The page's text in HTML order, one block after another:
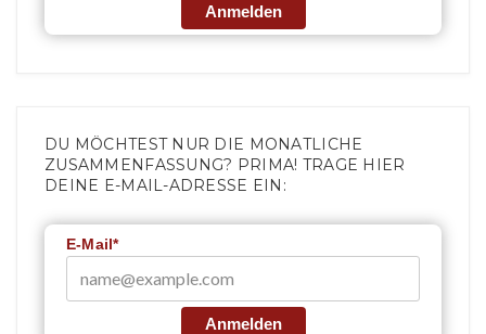
Anmelden
DU MÖCHTEST NUR DIE MONATLICHE
ZUSAMMENFASSUNG? PRIMA! TRAGE HIER
DEINE E-MAIL-ADRESSE EIN:
E-Mail*
Anmelden